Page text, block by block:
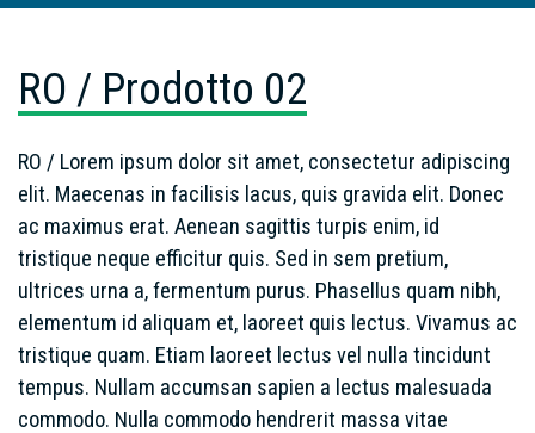
RO / Prodotto 02
RO / Lorem ipsum dolor sit amet, consectetur adipiscing
elit. Maecenas in facilisis lacus, quis gravida elit. Donec
ac maximus erat. Aenean sagittis turpis enim, id
tristique neque efficitur quis. Sed in sem pretium,
ultrices urna a, fermentum purus. Phasellus quam nibh,
elementum id aliquam et, laoreet quis lectus. Vivamus ac
tristique quam. Etiam laoreet lectus vel nulla tincidunt
tempus. Nullam accumsan sapien a lectus malesuada
commodo. Nulla commodo hendrerit massa vitae